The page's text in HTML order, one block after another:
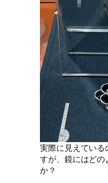
実際に見えてい
すが、鏡にはどの
か？